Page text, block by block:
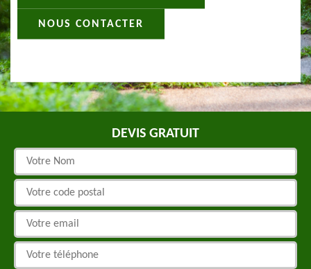
NOUS CONTACTER
DEVIS GRATUIT